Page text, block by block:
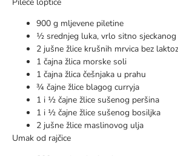
900 g mljevene piletine
½ srednjeg luka, vrlo sitno sjeckanog
2 jušne žlice krušnih mrvica bez
1 čajna žlica morske soli
1 čajna žlica češnjaka u prahu
¾ čajne žlice blagog curryja
1 i ½ čajne žlice sušenog peršina
1 i ½ čajne žlice sušenog bosiljka
2 jušne žlice maslinovog ulja
Umak od rajčice